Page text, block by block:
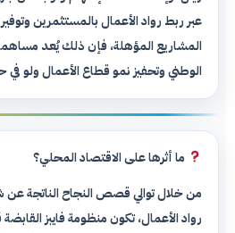
عبر ربط رواد الأعمال بالمستثمرين
المشاريع المؤهلة، فإن ذلك يُعد
الوطني وتحفيز نمو قطاع الأعمال ولو في
ما أثرها على الاقتصاد المحلي؟
من خلال توالي قصص النجاح الناتجة
رواد الأعمال، تكون منظومة فايبز